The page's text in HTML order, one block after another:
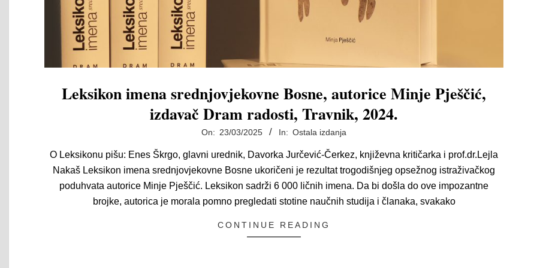
Leksikon imena srednjovjekovne Bosne, autorice Minje Pješčić,
izdavač Dram radosti, Travnik, 2024.
On: 23/03/2025 In: Ostala izdanja
O Leksikonu pišu: Enes Škrgo, glavni urednik, Davorka Jurčević-Čerkez, književna kritičarka i prof.dr.Lejla
Nakaš Leksikon imena srednjovjekovne Bosne ukoričeni je rezultat trogodišnjeg opsežnog istraživačkog
poduhvata autorice Minje Pješčić. Leksikon sadrži 6 000 ličnih imena. Da bi došla do ove impozantne
brojke, autorica je morala pomno pregledati stotine naučnih studija i članaka, svakako
CONTINUE READING